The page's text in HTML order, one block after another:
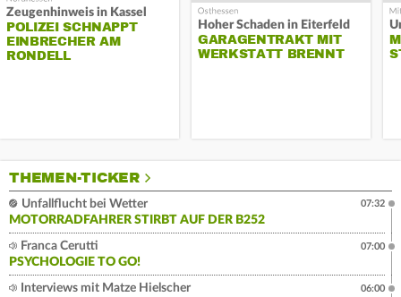
Zeugenhinweis in Kassel
POLIZEI SCHNAPPT
EINBRECHER AM
RONDELL
Hoher Schaden in Eiterfeld
GARAGENTRAKT MIT
WERKSTATT BRENNT
THEMEN-TICKER
Unfallflucht bei Wetter
MOTORRADFAHRER STIRBT AUF DER B252
07:32
Franca Cerutti
PSYCHOLOGIE TO GO!
07:00
Interviews mit Matze Hielscher
06:00